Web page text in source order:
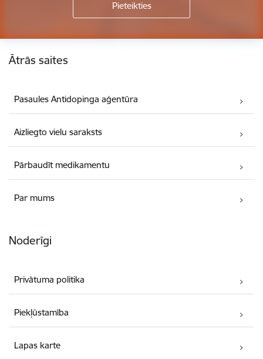
Ātrās saites
Pasaules Antidopinga aģentūra
Aizliegto vielu saraksts
Pārbaudīt medikamentu
Par mums
Noderīgi
Privātuma politika
Piekļūstamība
Lapas karte